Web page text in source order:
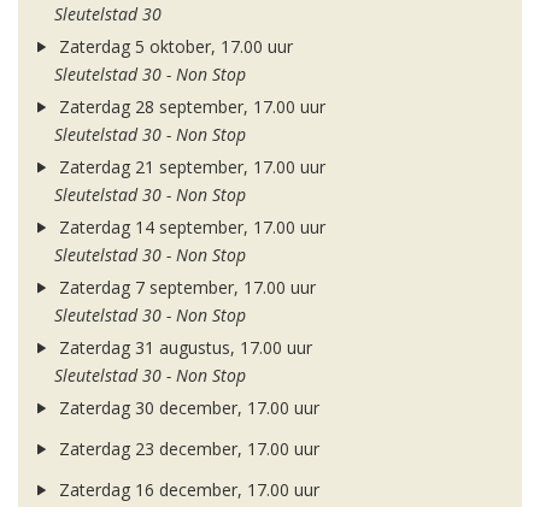
Sleutelstad 30
Zaterdag 5 oktober, 17.00 uur
Sleutelstad 30 - Non Stop
Zaterdag 28 september, 17.00 uur
Sleutelstad 30 - Non Stop
Zaterdag 21 september, 17.00 uur
Sleutelstad 30 - Non Stop
Zaterdag 14 september, 17.00 uur
Sleutelstad 30 - Non Stop
Zaterdag 7 september, 17.00 uur
Sleutelstad 30 - Non Stop
Zaterdag 31 augustus, 17.00 uur
Sleutelstad 30 - Non Stop
Zaterdag 30 december, 17.00 uur
Zaterdag 23 december, 17.00 uur
Zaterdag 16 december, 17.00 uur